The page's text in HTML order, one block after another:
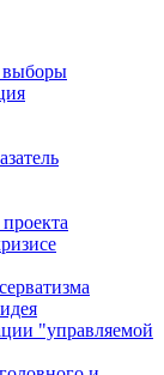
выборы
"управляемой